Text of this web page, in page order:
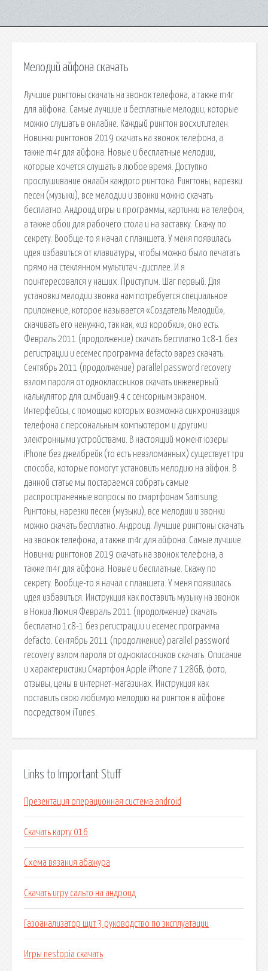
Мелодий айфона скачать
Лучшие рингтоны скачать на звонок телефона, а также m4r
для айфона. Самые лучшие и бесплатные мелодии, которые
можно слушать в онлайне. Каждый рингтон восхитителен.
Новинки рингтонов 2019 скачать на звонок телефона, а
также m4r для айфона. Новые и бесплатные мелодии,
которые хочется слушать в любое время. Доступно
прослушивание онлайн каждого рингтона. Рингтоны, нарезки
песен (музыки), все мелодии и звонки можно скачать
бесплатно. Андроид игры и программы, картинки на телефон,
а также обои для рабочего стола и на заставку. Скажу по
секрету. Вообще-то я начал с планшета. У меня появилась
идея избавиться от клавиатуры, чтобы можно было печатать
прямо на стеклянном мультитач -дисплее. И я
поинтересовался у наших. Приступим. Шаг первый. Для
установки мелодии звонка нам потребуется специальное
приложение, которое называется «Создатель Мелодий»,
скачивать его ненужно, так как, «из коробки», оно есть.
Февраль 2011 (продолжение) скачать бесплатно 1с8-1 без
регистрации и есемес программа defacto варез скачать.
Сентябрь 2011 (продолжение) parallel password recovery
взлом пароля от одноклассников скачать инженерный
калькулятор для симбиан9.4 с сенсорным экраном.
Интерфейсы, с помощью которых возможна синхронизация
телефона с персональным компьютером и другими
электронными устройствами. В настоящий момент юзеры
iPhone без джелбрейк (то есть невзломанных) существует три
способа, которые помогут установить мелодию на айфон. В
данной статье мы постараемся собрать самые
распространенные вопросы по смартфонам Samsung.
Рингтоны, нарезки песен (музыки), все мелодии и звонки
можно скачать бесплатно. Андроид. Лучшие рингтоны скачать
на звонок телефона, а также m4r для айфона. Самые лучшие.
Новинки рингтонов 2019 скачать на звонок телефона, а
также m4r для айфона. Новые и бесплатные. Скажу по
секрету. Вообще-то я начал с планшета. У меня появилась
идея избавиться. Инструкция как поставить музыку на звонок
в Нокиа Люмия Февраль 2011 (продолжение) скачать
бесплатно 1с8-1 без регистрации и есемес программа
defacto. Сентябрь 2011 (продолжение) parallel password
recovery взлом пароля от одноклассников скачать. Описание
и характеристики Смартфон Apple iPhone 7 128GB, фото,
отзывы, цены в интернет-магазинах. Инструкция как
поставить свою любимую мелодию на рингтон в айфоне
посредством iTunes.
Links to Important Stuff
Презентация операционная система android
Скачать карту 016
Схема вязания абажура
Скачать игру сальто на андроид
Газоанализатор щит 3 руководство по эксплуатации
Игры nestopia скачать